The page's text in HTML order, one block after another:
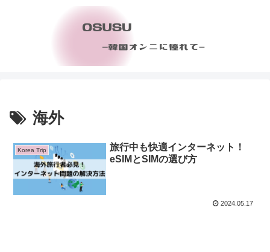
海外
Korea Trip
旅行中も快適インターネット！
eSIMとSIMの選び方
2024.05.17